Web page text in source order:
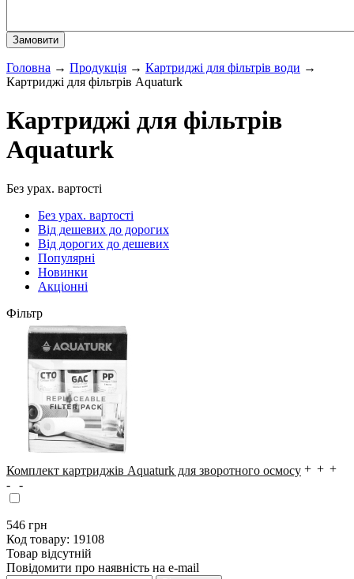
Головна → Продукція → Картриджі для фільтрів води →
Картриджі для фільтрів Aquaturk
Картриджі для фільтрів
Aquaturk
Без урах. вартості
Без урах. вартості
Від дешевих до дорогих
Від дорогих до дешевих
Популярні
Новинки
Акціонні
Фільтр
Комплект картриджів Aquaturk для зворотного осмосу
546 грн
Код товару: 19108
Товар відсутній
Повідомити про наявність на e-mail